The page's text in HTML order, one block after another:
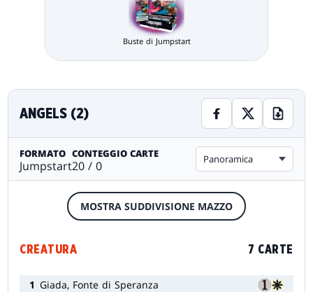
Buste di Jumpstart
ANGELS (2)
FORMATO
Jumpstart
CONTEGGIO CARTE
20 / 0 Panoramica
MOSTRA SUDDIVISIONE MAZZO
CREATURA 7 CARTE
1 Giada, Fonte di Speranza